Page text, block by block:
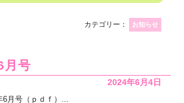
カテゴリー： お知らせ
月号
2024年6月4日
6月号（ｐｄｆ）...